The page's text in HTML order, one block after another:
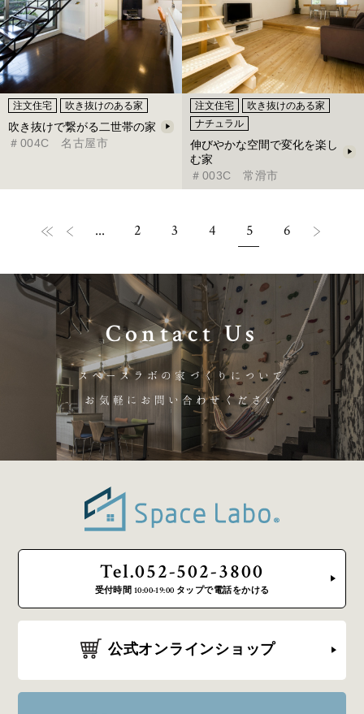
注文住宅 吹き抜けのある家
吹き抜けで繋がる二世帯の家
＃004C 名古屋市
注文住宅
吹き抜けのある家
ナチュラル
伸びやかな空間で変化を楽し
む家
＃003C 常滑市
... 2 3 4 5 6
Contact Us
スペースラボの家づくりについて
お気軽にお問い合わせください
Tel.052-502-3800
受付時間 10:00-19:00 タップで電話をかける
公式オンラインショップ